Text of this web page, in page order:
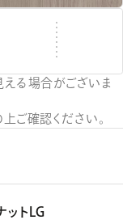
る場合がございま
ご確認ください。
ットLG